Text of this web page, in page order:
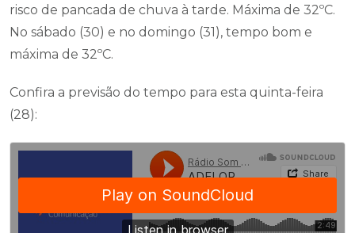
risco de pancada de chuva à tarde. Máxima de 32ºC.
No sábado (30) e no domingo (31), tempo bom e
máxima de 32ºC.
Confira a previsão do tempo para esta quinta-feira
(28):